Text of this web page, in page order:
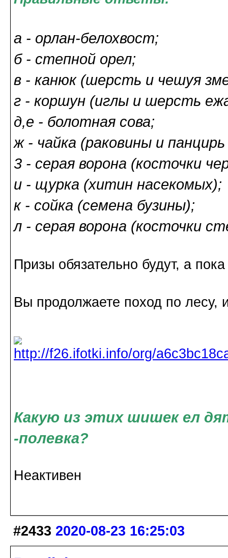
а - орлан-белохвост;
б - степной орел;
в - канюк (шерсть и чешуя
г - коршун (иглы и шерсть
д,е - болотная сова;
ж - чайка (раковины и
3 - серая ворона (косточки
и - щурка (хитин насекомых);
к - сойка (семена бузины);
л - серая ворона (косточки
Призы обязательно будут, а
Вы продолжаете поход по лесу,
Какую из этих шишек ел
-полевка?
Неактивен
#2433 2020-08-23 16:25:03